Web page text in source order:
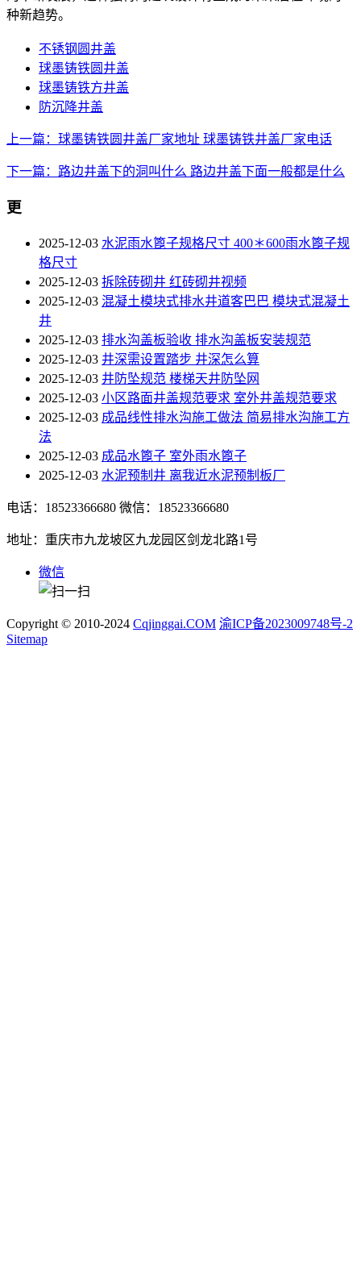
种新趋势。
不锈钢圆井盖
球墨铸铁圆井盖
球墨铸铁方井盖
防沉降井盖
上一篇：球墨铸铁圆井盖厂家地址 球墨铸铁井盖厂家电话
下一篇：路边井盖下的洞叫什么 路边井盖下面一般都是什么
更
2025-12-03 水泥雨水篦子规格尺寸 400＊600雨水篦子规
格尺寸
2025-12-03 拆除砖砌井 红砖砌井视频
2025-12-03 混凝土模块式排水井道客巴巴 模块式混凝土
井
2025-12-03 排水沟盖板验收 排水沟盖板安装规范
2025-12-03 井深需设置踏步 井深怎么算
2025-12-03 井防坠规范 楼梯天井防坠网
2025-12-03 小区路面井盖规范要求 室外井盖规范要求
2025-12-03 成品线性排水沟施工做法 简易排水沟施工方
法
2025-12-03 成品水篦子 室外雨水篦子
2025-12-03 水泥预制井 离我近水泥预制板厂
电话：18523366680 微信：18523366680
地址：重庆市九龙坡区九龙园区剑龙北路1号
微信
Copyright © 2010-2024 Cqjinggai.COM 渝ICP备2023009748号-2
Sitemap